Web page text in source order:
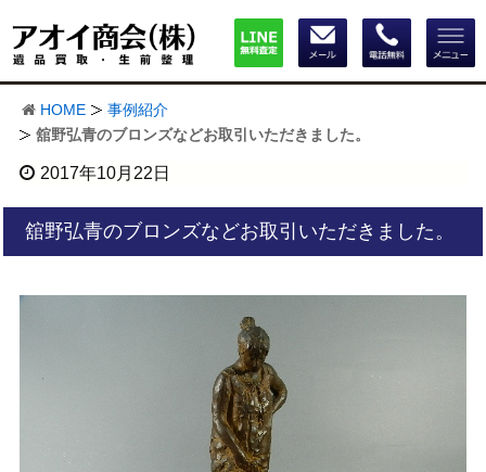
HOME
事例紹介
舘野弘青のブロンズなどお取引いただきました。
2017年10月22日
舘野弘青のブロンズなどお取引いただきました。